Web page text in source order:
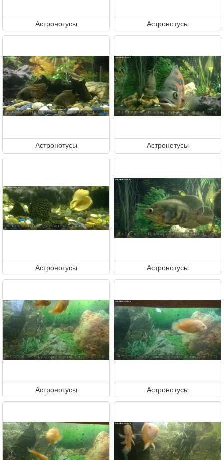
Астронотусы Астронотусы
Астронотусы Астронотусы
Астронотусы Астронотусы
Астронотусы Астронотусы